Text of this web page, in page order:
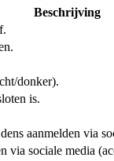
Beschrijving
donker).
is.
aanmelden via
via sociale media